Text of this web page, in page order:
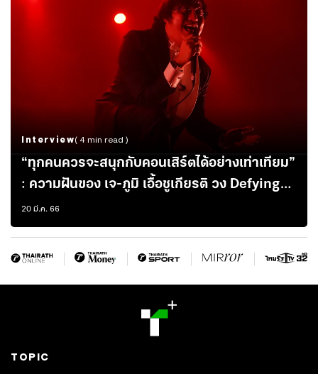
Interview( 4 min read )
“ทุกคนควรจะสนุกกับคอนเสิร์ตได้อย่างเท่าเทียม”
: ความฝันของ เจ-ภูมิ เอื้อชูเกียรติ วง Defying
Decay ในหมวกผู้บริหาร Defiance
Entertainment
20 มี.ค. 66
TOPIC